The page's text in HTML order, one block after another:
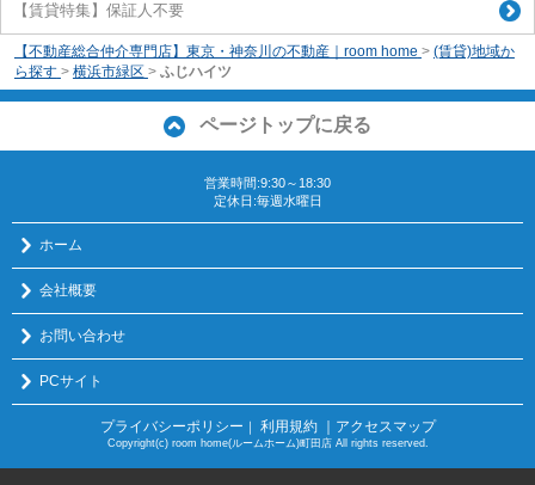
【賃貸特集】保証人不要
【不動産総合仲介専門店】東京・神奈川の不動産｜room home > (賃貸)地域か
ら探す > 横浜市緑区 > ふじハイツ
ページトップに戻る
営業時間:9:30～18:30
定休日:毎週水曜日
ホーム
会社概要
お問い合わせ
PCサイト
プライバシーポリシー 利用規約 ｜アクセスマップ
Copyright(c) room home(ルームホーム)町田店 All rights reserved.